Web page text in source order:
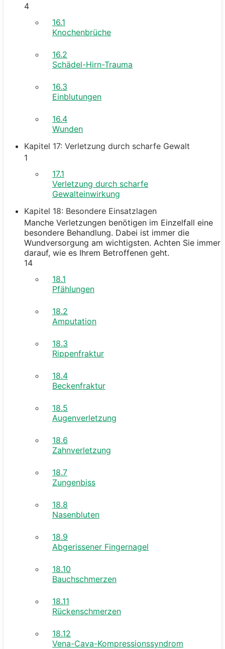
4
16.1
Knochenbrüche
16.2
Schädel-Hirn-Trauma
16.3
Einblutungen
16.4
Wunden
Kapitel 17: Verletzung durch scharfe Gewalt
1
17.1
Verletzung durch scharfe
Gewalteinwirkung
Kapitel 18: Besondere Einsatzlagen
Manche Verletzungen benötigen im Einzelfall eine
besondere Behandlung. Dabei ist immer die
Wundversorgung am wichtigsten. Achten Sie immer
darauf, wie es Ihrem Betroffenen geht.
14
18.1
Pfählungen
18.2
Amputation
18.3
Rippenfraktur
18.4
Beckenfraktur
18.5
Augenverletzung
18.6
Zahnverletzung
18.7
Zungenbiss
18.8
Nasenbluten
18.9
Abgerissener Fingernagel
18.10
Bauchschmerzen
18.11
Rückenschmerzen
18.12
Vena-Cava-Kompressionssyndrom